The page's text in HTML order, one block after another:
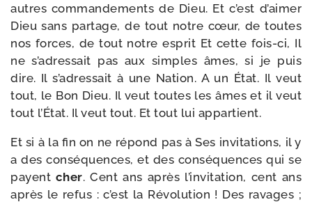
autres com­man­de­ments de Dieu. Et c’est d’aimer
Dieu sans par­tage, de tout notre cœur, de toutes
nos forces, de tout notre esprit Et cette fois-​ci, Il
ne s’adressait pas aux simples âmes, si je puis
dire. Il s’adressait à une Nation. A un État. Il veut
tout, le Bon Dieu. Il veut toutes les âmes et il veut
tout l’État. Il veut tout. Et tout lui appartient.
Et si à la fin on ne répond pas à Ses invi­ta­tions, il y
a des consé­quences, et des consé­quences qui se
payent cher. Cent ans après l’invitation, cent ans
après le refus : c’est la Révolution ! Des ravages ;